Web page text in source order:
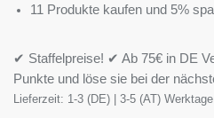
11 Produkte kaufen und 5%
✔ Staffelpreise! ✔ Ab 75€ in DE
Punkte und löse sie bei der
Lieferzeit: 1-3 (DE) | 3-5 (AT) Werktage